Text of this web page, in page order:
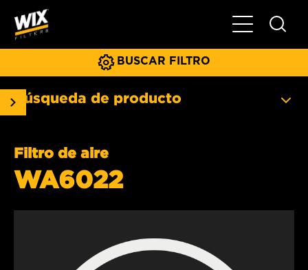
Menú
BUSCAR FILTRO
Búsqueda de producto
Filtro de aire
WA6022